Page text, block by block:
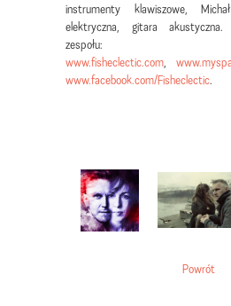
instrumenty klawiszowe,
elektryczna, gitara
zespołu:
www.fisheclectic.com
www.facebook.com/Fisheclectic.
Powrót